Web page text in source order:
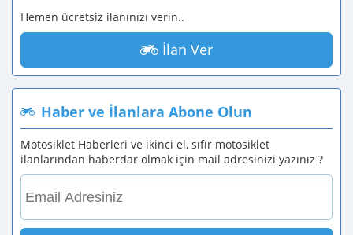
Hemen ücretsiz ilanınızı verin..
İlan Ver
Haber ve İlanlara Abone Olun
Motosiklet Haberleri ve ikinci el, sıfır motosiklet
ilanlarından haberdar olmak için mail adresinizi yazınız ?